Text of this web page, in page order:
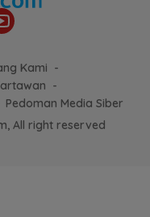
Kami
Pedoman Media Siber
All right reserved